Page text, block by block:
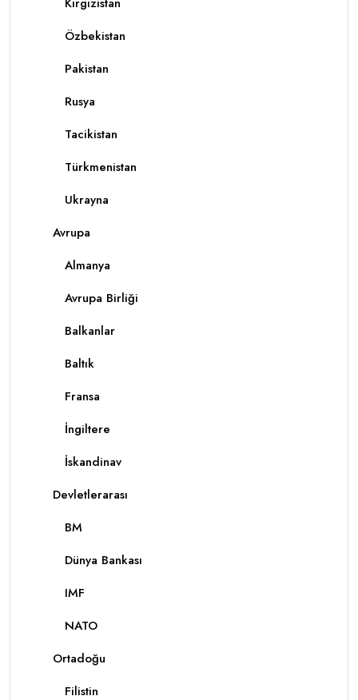
Kırgızistan
Özbekistan
Pakistan
Rusya
Tacikistan
Türkmenistan
Ukrayna
Avrupa
Almanya
Avrupa Birliği
Balkanlar
Baltık
Fransa
İngiltere
İskandinav
Devletlerarası
BM
Dünya Bankası
IMF
NATO
Ortadoğu
Filistin